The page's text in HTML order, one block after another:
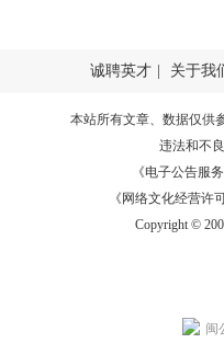
诚聘英才 关于我
本站所有文章、数据仅供
违法和不
《电子公告服务
《网络文化经营许
Copyright ©
闽